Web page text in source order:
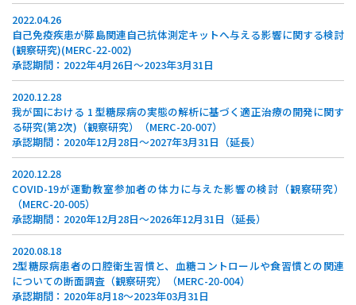
2022.04.26
自己免疫疾患が膵島関連自己抗体測定キットへ与える影響に関する検討
(観察研究)(MERC-22-002)
承認期間：2022年4月26日～2023年3月31日
2020.12.28
我が国における 1 型糖尿病の実態の解析に基づく適正治療の開発に関す
る研究(第2次)（観察研究）（MERC-20-007）
承認期間：2020年12月28日〜2027年3月31日（延長）
2020.12.28
COVID-19が運動教室参加者の体力に与えた影響の検討（観察研究）
（MERC-20-005）
承認期間：2020年12月28日～2026年12月31日（延長）
2020.08.18
2型糖尿病患者の口腔衛生習慣と、血糖コントロールや食習慣との関連
についての断面調査（観察研究）（MERC-20-004）
承認期間：2020年8月18～2023年03月31日